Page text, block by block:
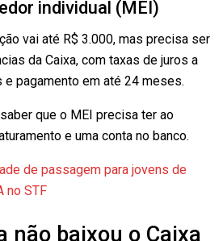
individual (MEI)
vai até R$ 3.000, mas precisa ser
da Caixa, com taxas de juros a
e pagamento em até 24 meses.
que o MEI precisa ter ao
e uma conta no banco.
de passagem para jovens de
no STF
não baixou o Caixa